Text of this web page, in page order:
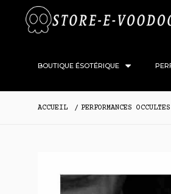
BOUTIQUE ÉSOTÉRIQUE
ACCUEIL PERFORMANCES OCCULTES